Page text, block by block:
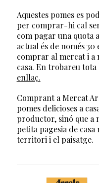
Aquestes pomes es
per comprar-hi cal
com pagar una quota
actual és de només
comprar al mercat i a
casa. En trobareu
enllaç.
Comprant a Mercat
pomes delicioses a
productor, sinó que a
petita pagesia de
territori i el paisatge.